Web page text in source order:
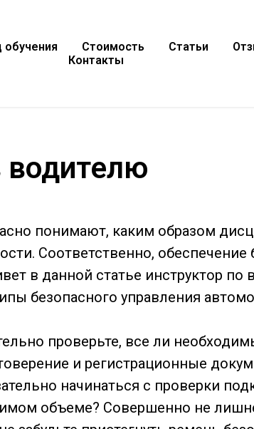
Стоимость Статьи
Контакты
понимают, каким образом
Соответственно,
в данной статье инструктор
безопасного управления
проверьте, все ли
и регистрационные
начинаться с проверки
объеме? Совершенно не